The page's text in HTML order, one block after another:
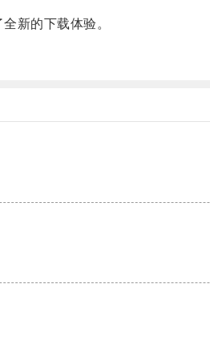
新的下载体验。